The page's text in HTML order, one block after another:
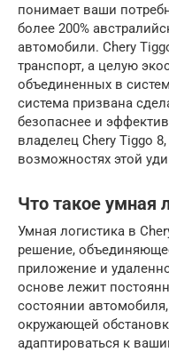
понимает ваши
более 200%
автомобили. Chery
транспорт, а целую
объединенных в
система призвана
безопаснее и
владелец Chery Tiggo
возможностях этой
Что такое умная
Умная логистика в
решение,
приложение и
основе лежит
состоянии
окружающей
адаптироваться к